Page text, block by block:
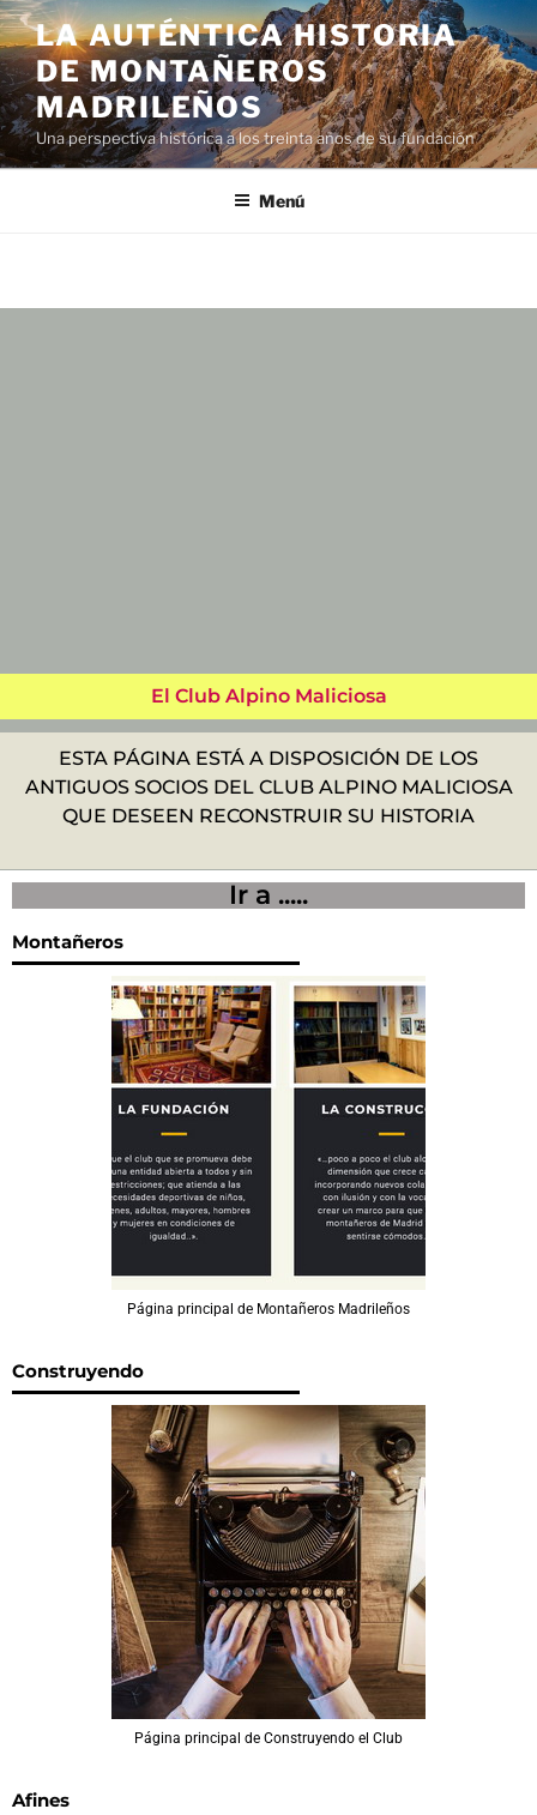
LA AUTÉNTICA HISTORIA
DE MONTAÑEROS
MADRILEÑOS
Una perspectiva histórica a los treinta años de su fundación
Menú
El Club Alpino Maliciosa
ESTA PÁGINA ESTÁ A DISPOSICIÓN DE LOS
ANTIGUOS SOCIOS DEL CLUB ALPINO MALICIOSA
QUE DESEEN RECONSTRUIR SU HISTORIA
Ir a .....
Montañeros
Página principal de Montañeros Madrileños
Construyendo
Página principal de Construyendo el Club
Afines